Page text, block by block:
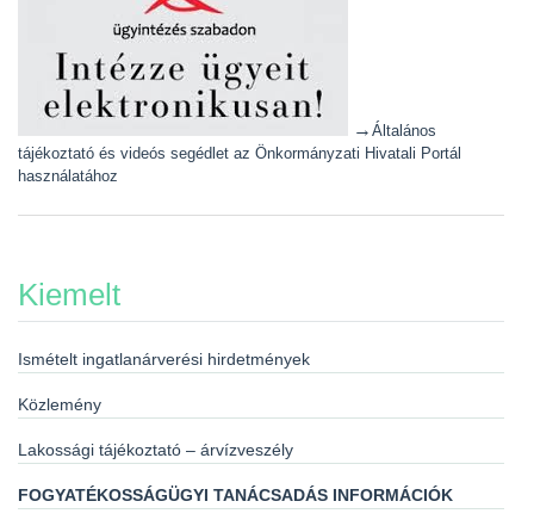
→ Általános
tájékoztató és videós segédlet az Önkormányzati Hivatali Portál
használatához
Kiemelt
Ismételt ingatlanárverési hirdetmények
Közlemény
Lakossági tájékoztató – árvízveszély
FOGYATÉKOSSÁGÜGYI TANÁCSADÁS INFORMÁCIÓK